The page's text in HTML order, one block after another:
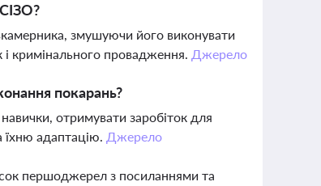
змушуючи його виконувати
і кримінального провадження. Джерело
покарань?
отримувати заробіток для
їхню адаптацію. Джерело
першоджерел з посиланнями та